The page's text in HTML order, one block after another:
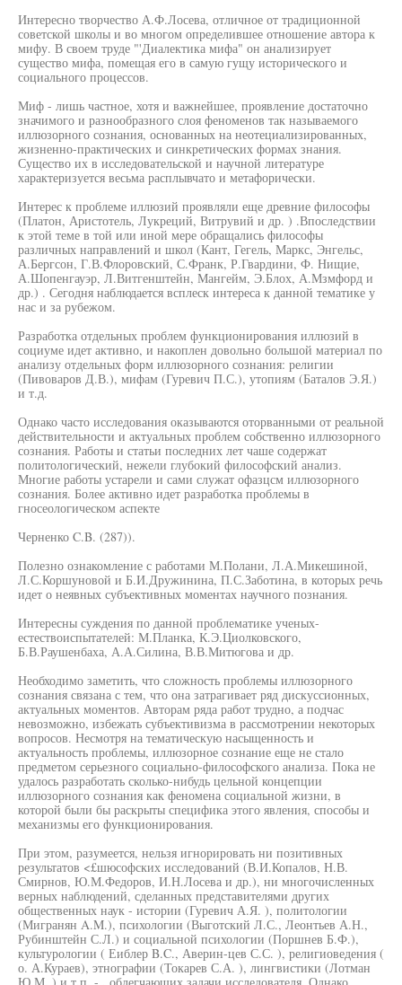
Интересно творчество А.Ф.Лосева, отличное от традиционной
советской школы и во многом определившее отношение автора к
мифу. В своем труде "'Диалектика мифа" он анализирует
существо мифа, помещая его в самую гущу исторического и
социального процессов.
Миф - лишь частное, хотя и важнейшее, проявление достаточно
значимого и разнообразного слоя феноменов так называемого
иллюзорного сознания, основанных на неотециализированных,
жизненно-практических и синкретических формах знания.
Существо их в исследовательской и научной литературе
характеризуется весьма расплывчато и метафорически.
Интерес к проблеме иллюзий проявляли еще древние философы
(Платон, Аристотель, Лукреций, Витрувий и др. ) .Впоследствии
к этой теме в той или иной мере обращались философы
различных направлений и школ (Кант, Гегель, Маркс, Энгельс,
А.Бергсон, Г.В.Флоровский, С.Франк, Р.Гвардини, Ф. Нищие,
А.Шопенгауэр, Л.Витгенштейн, Мангейм, Э.Блох, А.Мзмфорд и
др.) . Сегодня наблюдается всплеск интереса к данной тематике у
нас и за рубежом.
Разработка отдельных проблем функционирования иллюзий в
социуме идет активно, и накоплен довольно большой материал по
анализу отдельных форм иллюзорного сознания: религии
(Пивоваров Д.В.), мифам (Гуревич П.С.), утопиям (Баталов Э.Я.)
и т.д.
Однако часто исследования оказываются оторванными от реальной
действительности и актуальных проблем собственно иллюзорного
сознания. Работы и статьи последних лет чаше содержат
политологический, нежели глубокий философский анализ.
Многие работы устарели и сами служат офазцсм иллюзорного
сознания. Более активно идет разработка проблемы в
гносеологическом аспекте
Черненко C.B. (287)).
Полезно ознакомление с работами М.Полани, Л.А.Микешиной,
Л.С.Коршуновой и Б.И.Дружинина, П.С.Заботина, в которых речь
идет о неявных субъективных моментах научного познания.
Интересны суждения по данной проблематике ученых-
естествоиспытателей: М.Планка, К.Э.Циолковского,
Б.В.Раушенбаха, А.А.Силина, В.В.Митюгова и др.
Необходимо заметить, что сложность проблемы иллюзорного
сознания связана с тем, что она затрагивает ряд дискуссионных,
актуальных моментов. Авторам ряда работ трудно, а подчас
невозможно, избежать субъективизма в рассмотрении некоторых
вопросов. Несмотря на тематическую насыщенность и
актуальность проблемы, иллюзорное сознание еще не стало
предметом серьезного социально-философского анализа. Пока не
удалось разработать сколько-нибудь цельной концепции
иллюзорного сознания как феномена социальной жизни, в
которой были бы раскрыты специфика этого явления, способы и
механизмы его функционирования.
При этом, разумеется, нельзя игнорировать ни позитивных
результатов <£шюсофских исследований (В.И.Копалов, Н.В.
Смирнов, Ю.М.Федоров, И.Н.Лосева и др.), ни многочисленных
верных наблюдений, сделанных представителями других
общественных наук - истории (Гуревич А.Я. ), политологии
(Мигранян A.M.), психологии (Выготский Л.С., Леонтьев А.Н.,
Рубинштейн С.Л.) и социальной психологии (Поршнев Б.Ф.),
культурологии ( Еиблер B.C., Аверин-цев С.С. ), религиоведения (
о. А.Кураев), этнографии (Токарев С.А. ), лингвистики (Лотман